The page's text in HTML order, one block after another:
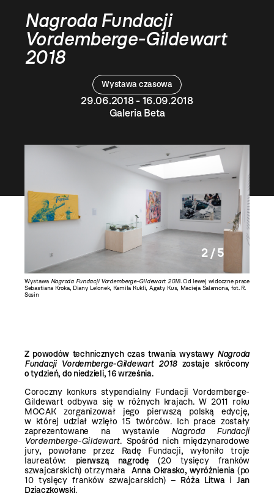
Wystawa czasowa
29.06.2018 - 16.09.2018
Galeria Beta
Nagroda Fundacji
Vordemberge-Gildewart
2018
Wystawa Nagroda Fundacji Vordemberge-Gildewart 2018. Od lewej widoczne prace
Sebastiana Kroka, Diany Lelonek, Kamila Kukli, Agaty Kus, Macieja Salamona, fot. R.
Sosin
2 / 5
Z powodów technicznych czas trwania wystawy Nagroda
Fundacji Vordemberge-Gildewart 2018zostaje skrócony
o tydzień, do niedzieli, 16 września.
Coroczny konkurs stypendialny Fundacji Vordemberge-
Gildewart odbywa się w różnych krajach. W 2011 roku
MOCAK zorganizował jego pierwszą polską edycję,
w której udział wzięło 15 twórców. Ich prace zostały
zaprezentowane na wystawie Nagroda Fundacji
Vordemberge-Gildewart. Spośród nich międzynarodowe
jury, powołane przez Radę Fundacji, wyłoniło troje
laureatów: pierwszą nagrodę(20 tysięcy franków
szwajcarskich) otrzymała Anna Okrasko, wyróżnienia (po
10 tysięcy franków szwajcarskich) – Róża Litwa i Jan
Dziaczkowski.